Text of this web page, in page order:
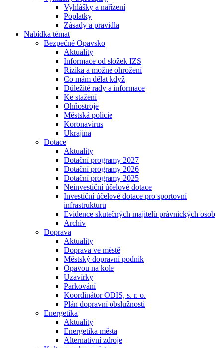
Vyhlášky a nařízení
Poplatky
Zásady a pravidla
Nabídka témat
Bezpečné Opavsko
Aktuality
Informace od složek IZS
Rizika a možné ohrožení
Co mám dělat když
Důležité rady a informace
Ke stažení
Ohňostroje
Městská policie
Koronavirus
Ukrajina
Dotace
Aktuality
Dotační programy 2027
Dotační programy 2026
Dotační programy 2025
Neinvestiční účelové dotace
Investiční účelové dotace pro sportovní
infrastrukturu
Evidence skutečných majitelů právnických osob
Archiv
Doprava
Aktuality
Doprava ve městě
Městský dopravní podnik
Opavou na kole
Uzavírky
Parkování
Koordinátor ODIS, s. r. o.
Plán dopravní obslužnosti
Energetika
Aktuality
Energetika města
Alternativní zdroje